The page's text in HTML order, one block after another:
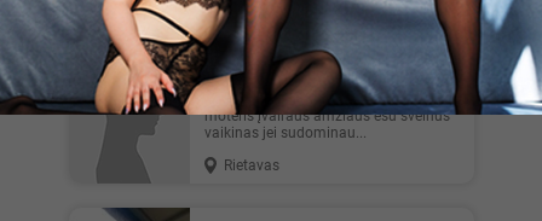
Deivis56, 26
moteris įvairaus amžiaus esu švelnus
vaikinas jei sudominau...
Rietavas